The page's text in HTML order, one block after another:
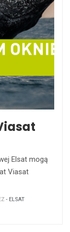
Elsat mogą
Viasat
- ELSAT